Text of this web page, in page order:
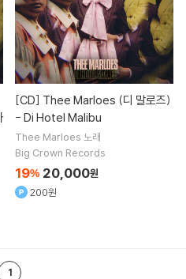
[CD] Thee Marloes (디 말로즈)
- Di Hotel Malibu
Thee Marloes 노래
Big Crown Records
19% 20,000원
200원
1